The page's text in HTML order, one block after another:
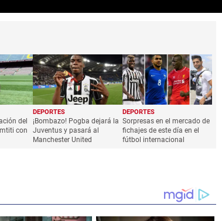
del
con
DEPORTES
¡Bombazo! Pogba dejará la
Juventus y pasará al
Manchester United
DEPORTES
Sorpresas en el mercado de
fichajes de este día en el
fútbol internacional